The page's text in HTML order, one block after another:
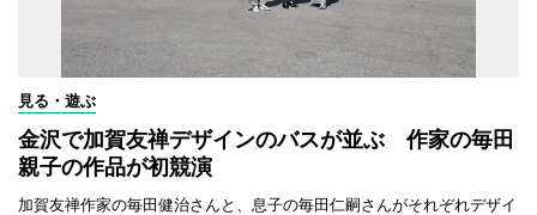
見る・遊ぶ
金沢で加賀友禅デザインのバスが並ぶ 作家の毎田
親子の作品が初競演
加賀友禅作家の毎田健治さんと、息子の毎田仁嗣さんがそれぞれデザイ